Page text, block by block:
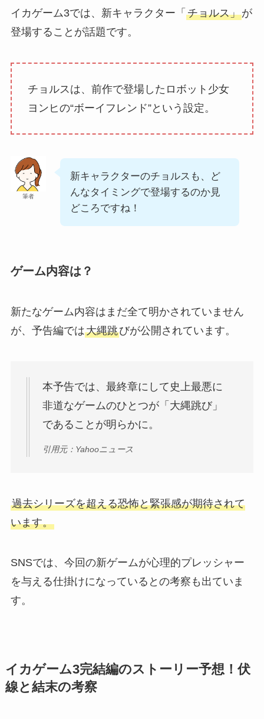
イカゲーム3では、新キャラクター「 チョルス」が
登場することが話題です。
チョルスは、前作で登場したロボット少女
ヨンヒの“ボーイフレンド”という設定。
筆者
新キャラクターのチョルスも、ど
んなタイミングで登場するのか見
どころですね！
ゲーム内容は？
新たなゲーム内容はまだ全て明かされていません
が、予告編では大縄跳びが公開されています。
本予告では、最終章にして史上最悪に
非道なゲームのひとつが「大縄跳び」
であることが明らかに。
引用元：Yahooニュース
過去シリーズを超える恐怖と緊張感が期待されて
います。
SNSでは、今回の新ゲームが心理的プレッシャー
を与える仕掛けになっているとの考察も出ていま
す。
イカゲーム3完結編のストーリー予想！伏
線と結末の考察